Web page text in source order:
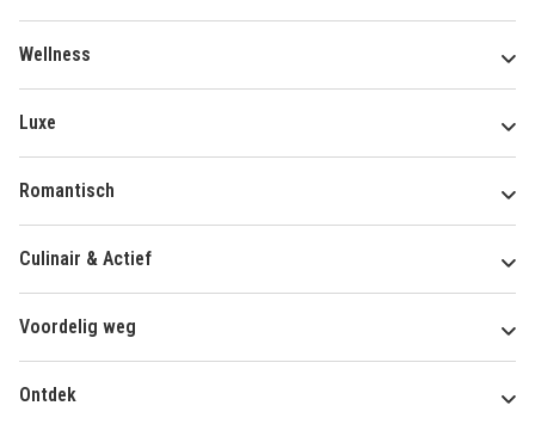
Wellness
Luxe
Romantisch
Culinair & Actief
Voordelig weg
Ontdek